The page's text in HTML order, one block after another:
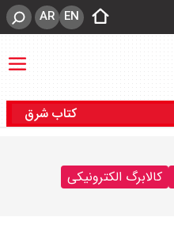
EN
AR
کتاب شرق
کالابرگ الکترونیکی